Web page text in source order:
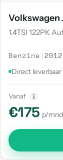
Volkswagen
1.4TSI 122PK
Benzine | 2012
Direct leverbaar
Vanaf i
€175 p/mnd